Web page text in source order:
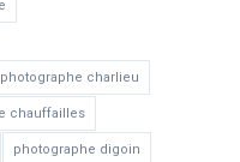
photographe charlieu
chauffailles
photographe digoin